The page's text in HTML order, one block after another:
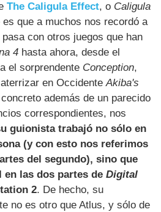
The Caligula Effect, o Caligula
que a muchos nos recordó a
pasa con otros juegos que han
4 hasta ahora, desde el
el sorprendente Conception,
en OccidenteAkiba's
además de un parecido
correspondientes, nos
guionista trabajó no sólo en
(y con esto nos referimos
del segundo), sino que
en las dos partes deDigital
2. De hecho, su
no es otro que Atlus, y sólo de